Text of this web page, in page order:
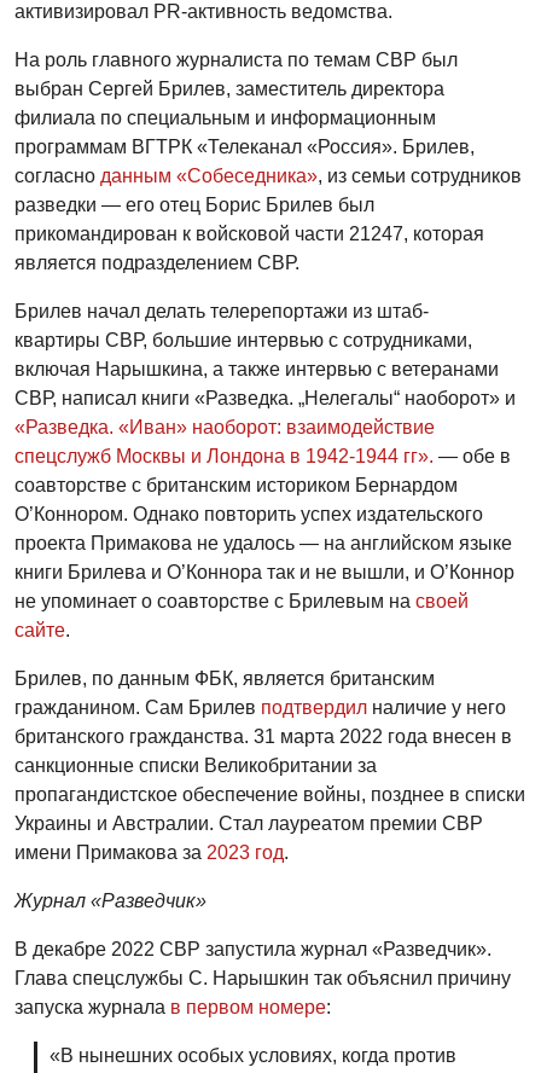
активизировал PR-активность ведомства.
На роль главного журналиста по темам СВР был
выбран Сергей Брилев, заместитель директора
филиала по специальным и информационным
программам ВГТРК «Телеканал «Россия». Брилев,
согласно данным «Собеседника», из семьи сотрудников
разведки — его отец Борис Брилев был
прикомандирован к войсковой части 21247, которая
является подразделением СВР.
Брилев начал делать телерепортажи из штаб-
квартиры СВР, большие интервью с сотрудниками,
включая Нарышкина, а также интервью с ветеранами
СВР, написал книги «Разведка. „Нелегалы“ наоборот» и
«Разведка. «Иван» наоборот: взаимодействие
спецслужб Москвы и Лондона в 1942-1944 гг». — обе в
соавторстве с британским историком Бернардом
О’Коннором. Однако повторить успех издательского
проекта Примакова не удалось — на английском языке
книги Брилева и О’Коннора так и не вышли, и О’Коннор
не упоминает о соавторстве с Брилевым на своей
сайте.
Брилев, по данным ФБК, является британским
гражданином. Сам Брилев подтвердил наличие у него
британского гражданства. 31 марта 2022 года внесен в
санкционные списки Великобритании за
пропагандистское обеспечение войны, позднее в списки
Украины и Австралии. Стал лауреатом премии СВР
имени Примакова за 2023 год.
Журнал «Разведчик»
В декабре 2022 СВР запустила журнал «Разведчик».
Глава спецслужбы С. Нарышкин так объяснил причину
запуска журнала в первом номере:
«В нынешних особых условиях, когда против